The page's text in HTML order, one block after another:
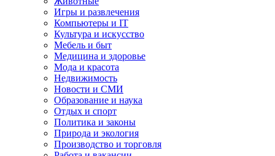
Игры и развлечения
Компьютеры и IT
Культура и искусство
Мебель и быт
Медицина и здоровье
Мода и красота
Недвижимость
Новости и СМИ
Образование и наука
Отдых и спорт
Политика и законы
Природа и экология
Производство и торговля